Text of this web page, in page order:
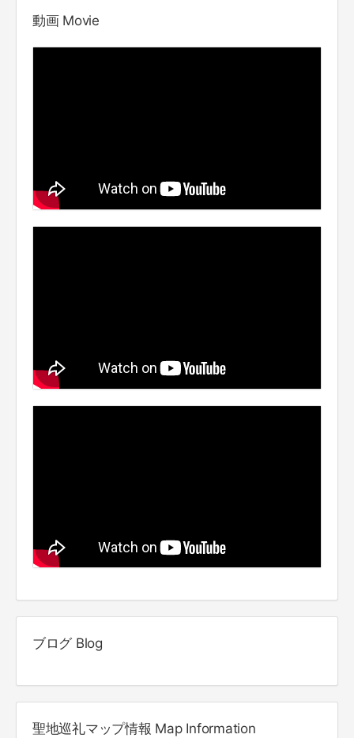
動画 Movie
ブログ Blog
聖地巡礼マップ情報 Map Information